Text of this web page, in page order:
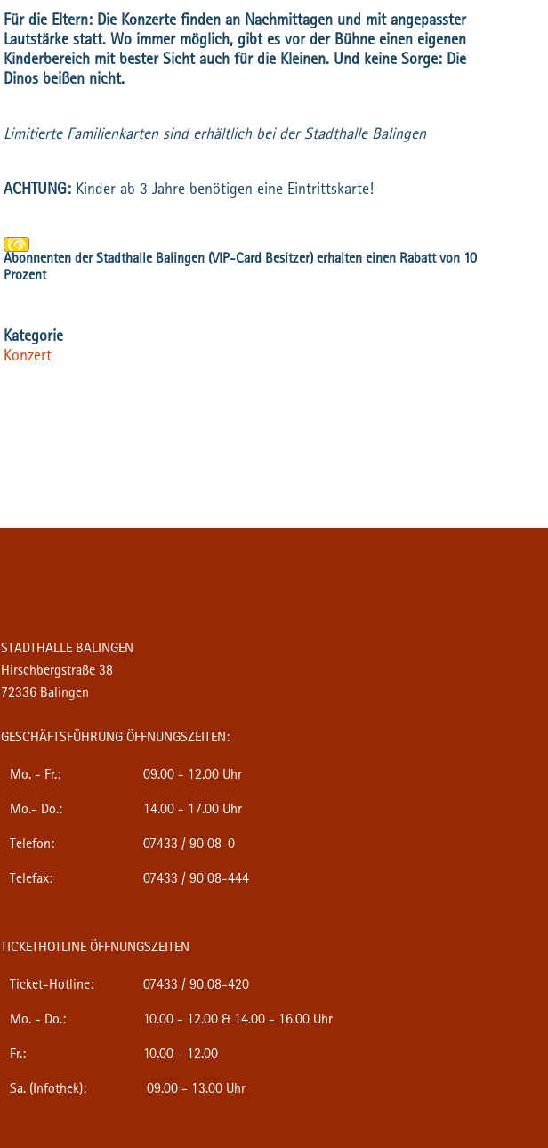
Für die Eltern: Die Konzerte finden an Nachmittagen und mit angepasster
Lautstärke statt. Wo immer möglich, gibt es vor der Bühne einen eigenen
Kinderbereich mit bester Sicht auch für die Kleinen. Und keine Sorge: Die
Dinos beißen nicht.
Limitierte Familienkarten sind erhältlich bei der Stadthalle Balingen
ACHTUNG: Kinder ab 3 Jahre benötigen eine Eintrittskarte!
Konzert
STADTHALLE BALINGEN
Hirschbergstraße 38
72336 Balingen
GESCHÄFTSFÜHRUNG ÖFFNUNGSZEITEN:
Mo. - Fr.: 09.00 - 12.00 Uhr
Mo.- Do.: 14.00 - 17.00 Uhr
Telefon: 07433 / 90 08-0
Telefax: 07433 / 90 08-444
TICKETHOTLINE ÖFFNUNGSZEITEN
Ticket-Hotline: 07433 / 90 08-420
Mo. - Do.: 10.00 - 12.00 & 14.00 - 16.00 Uhr
Fr.: 10.00 - 12.00
Sa. (Infothek): 09.00 - 13.00 Uhr